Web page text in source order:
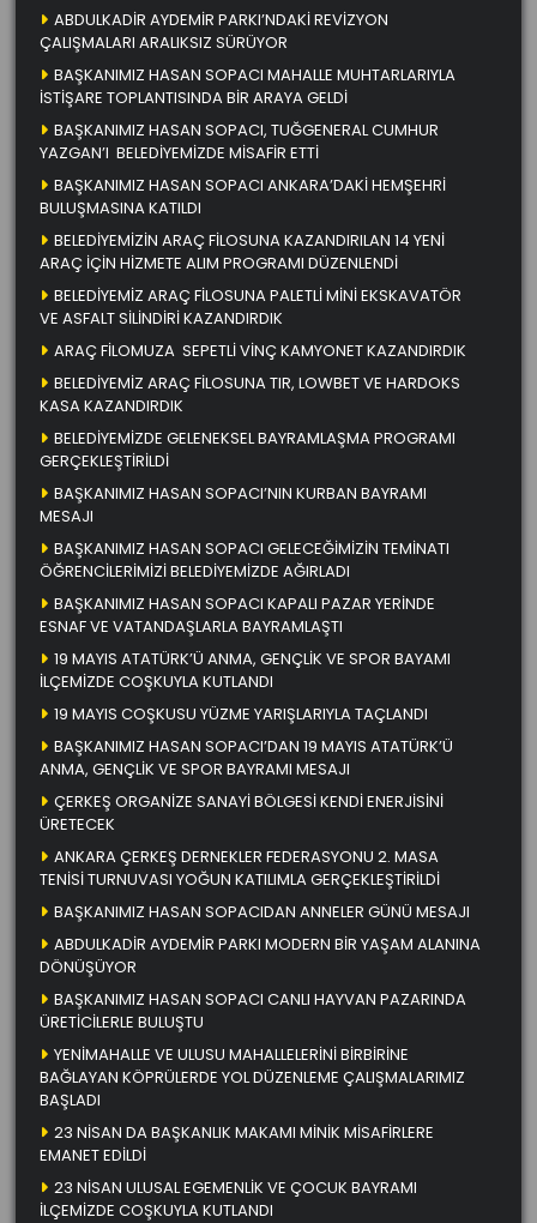
ABDULKADİR AYDEMİR PARKI’NDAKİ REVİZYON
ÇALIŞMALARI ARALIKSIZ SÜRÜYOR
BAŞKANIMIZ HASAN SOPACI MAHALLE MUHTARLARIYLA
İSTİŞARE TOPLANTISINDA BİR ARAYA GELDİ
BAŞKANIMIZ HASAN SOPACI, TUĞGENERAL CUMHUR
YAZGAN’I BELEDİYEMİZDE MİSAFİR ETTİ
BAŞKANIMIZ HASAN SOPACI ANKARA’DAKİ HEMŞEHRİ
BULUŞMASINA KATILDI
BELEDİYEMİZİN ARAÇ FİLOSUNA KAZANDIRILAN 14 YENİ
ARAÇ İÇİN HİZMETE ALIM PROGRAMI DÜZENLENDİ
BELEDİYEMİZ ARAÇ FİLOSUNA PALETLİ MİNİ EKSKAVATÖR
VE ASFALT SİLİNDİRİ KAZANDIRDIK
ARAÇ FİLOMUZA SEPETLİ VİNÇ KAMYONET KAZANDIRDIK
BELEDİYEMİZ ARAÇ FİLOSUNA TIR, LOWBET VE HARDOKS
KASA KAZANDIRDIK
BELEDİYEMİZDE GELENEKSEL BAYRAMLAŞMA PROGRAMI
GERÇEKLEŞTİRİLDİ
BAŞKANIMIZ HASAN SOPACI’NIN KURBAN BAYRAMI
MESAJI
BAŞKANIMIZ HASAN SOPACI GELECEĞİMİZİN TEMİNATI
ÖĞRENCİLERİMİZİ BELEDİYEMİZDE AĞIRLADI
BAŞKANIMIZ HASAN SOPACI KAPALI PAZAR YERİNDE
ESNAF VE VATANDAŞLARLA BAYRAMLAŞTI
19 MAYIS ATATÜRK’Ü ANMA, GENÇLİK VE SPOR BAYAMI
İLÇEMİZDE COŞKUYLA KUTLANDI
19 MAYIS COŞKUSU YÜZME YARIŞLARIYLA TAÇLANDI
BAŞKANIMIZ HASAN SOPACI’DAN 19 MAYIS ATATÜRK’Ü
ANMA, GENÇLİK VE SPOR BAYRAMI MESAJI
ÇERKEŞ ORGANİZE SANAYİ BÖLGESİ KENDİ ENERJİSİNİ
ÜRETECEK
ANKARA ÇERKEŞ DERNEKLER FEDERASYONU 2. MASA
TENİSİ TURNUVASI YOĞUN KATILIMLA GERÇEKLEŞTİRİLDİ
BAŞKANIMIZ HASAN SOPACIDAN ANNELER GÜNÜ MESAJI
ABDULKADİR AYDEMİR PARKI MODERN BİR YAŞAM ALANINA
DÖNÜŞÜYOR
BAŞKANIMIZ HASAN SOPACI CANLI HAYVAN PAZARINDA
ÜRETİCİLERLE BULUŞTU
YENİMAHALLE VE ULUSU MAHALLELERİNİ BİRBİRİNE
BAĞLAYAN KÖPRÜLERDE YOL DÜZENLEME ÇALIŞMALARIMIZ
BAŞLADI
23 NİSAN DA BAŞKANLIK MAKAMI MİNİK MİSAFİRLERE
EMANET EDİLDİ
23 NİSAN ULUSAL EGEMENLİK VE ÇOCUK BAYRAMI
İLÇEMİZDE COŞKUYLA KUTLANDI